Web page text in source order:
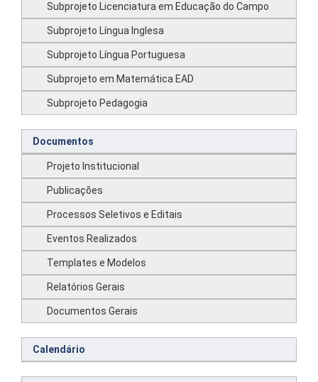
Subprojeto Licenciatura em Educação do Campo
Subprojeto Língua Inglesa
Subprojeto Língua Portuguesa
Subprojeto em Matemática EAD
Subprojeto Pedagogia
Documentos
Projeto Institucional
Publicações
Processos Seletivos e Editais
Eventos Realizados
Templates e Modelos
Relatórios Gerais
Documentos Gerais
Calendário